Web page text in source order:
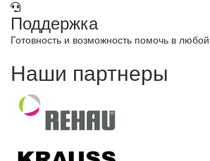
Поддержка
Готовность и возможность помочь в
Наши партнеры